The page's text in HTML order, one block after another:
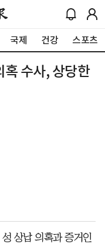
국제 건강 스포츠
수사, 상당한
상납 의혹과 증거인